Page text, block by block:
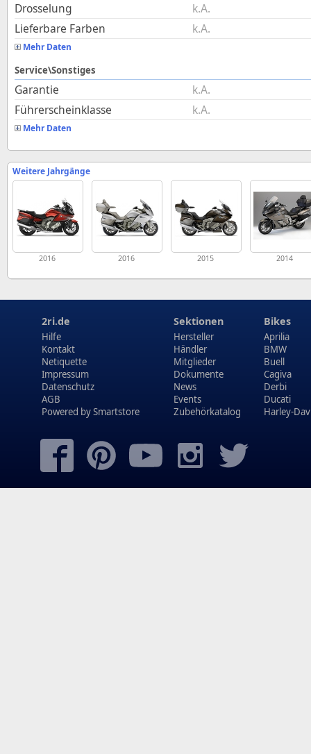
Drosselung
k.A.
Lieferbare Farben
k.A.
Mehr Daten
Service\Sonstiges
Garantie
k.A.
Führerscheinklasse
k.A.
Mehr Daten
Weitere Jahrgänge
2016 2016 2015 2014
2ri.de
Hilfe
Kontakt
Netiquette
Impressum
Datenschutz
AGB
Powered bySmartstore
Sektionen
Hersteller
Händler
Mitglieder
Dokumente
News
Events
Zubehörkatalog
Bikes
Aprilia
BMW
Buell
Cagiva
Derbi
Ducati
Harley-